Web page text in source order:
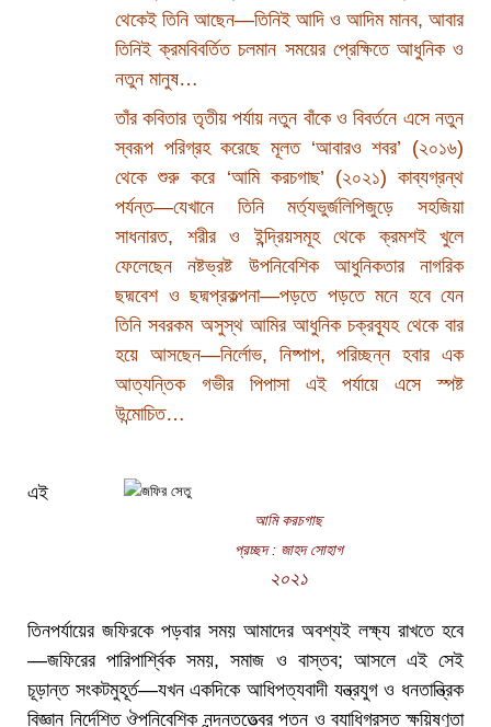
থেকেই তিনি আছেন—তিনিই আদি ও আদিম মানব, আবার
তিনিই ক্রমবিবর্তিত চলমান সময়ের প্রেক্ষিতে আধুনিক ও
নতুন মানুষ…
তাঁর কবিতার তৃতীয় পর্যায় নতুন বাঁকে ও বিবর্তনে এসে নতুন
স্বরূপ পরিগ্রহ করেছে মূলত ‘আবারও শবর’ (২০১৬)
থেকে শুরু করে ‘আমি করচগাছ’ (২০২১) কাব্যগ্রন্থ
পর্যন্ত—যেখানে তিনি মর্ত্যভুর্জলিপিজুড়ে সহজিয়া
সাধনারত, শরীর ও ইন্দ্রিয়সমূহ থেকে ক্রমশই খুলে
ফেলেছেন নষ্টভ্রষ্ট উপনিবেশিক আধুনিকতার নাগরিক
ছদ্মবেশ ও ছদ্মপ্রকল্পনা—পড়তে পড়তে মনে হবে যেন
তিনি সবরকম অসুস্থ আমির আধুনিক চক্রব্যূহ থেকে বার
হয়ে আসছেন—নির্লোভ, নিষ্পাপ, পরিচ্ছন্ন হবার এক
আত্যন্তিক গভীর পিপাসা এই পর্যায়ে এসে স্পষ্ট
উন্মোচিত…
আমি করচগাছ
প্রচ্ছদ : জাহদ সোহাগ
২০২১
এই
তিনপর্যায়ের জফিরকে পড়বার সময় আমাদের অবশ্যই লক্ষ্য রাখতে হবে
—জফিরের পারিপার্শ্বিক সময়, সমাজ ও বাস্তব; আসলে এই সেই
চূড়ান্ত সংকটমুহূর্ত—যখন একদিকে আধিপত্যবাদী যন্ত্রযুগ ও ধনতান্ত্রিক
বিজ্ঞান নির্দেশিত ঔপনিবেশিক নন্দনতত্ত্বের পতন ও ব্যাধিগ্রস্ত ক্ষয়িষ্ণুতা